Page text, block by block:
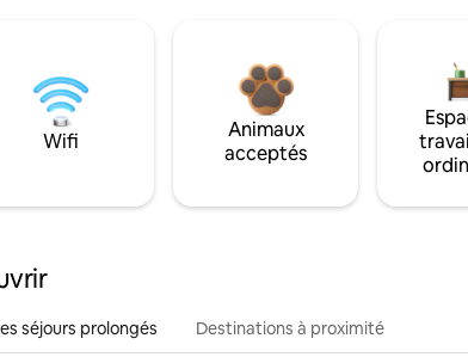
Wifi
Animaux
acceptés
séjours prolongés Destinations à proximité